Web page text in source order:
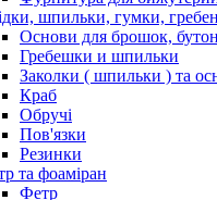
шпильки, гумки,
Основи для брошок,
Гребешки и шпильки
Заколки ( шпильки ) та
Краб
Обручі
Пов'язки
Резинки
та фоаміран
Фетр